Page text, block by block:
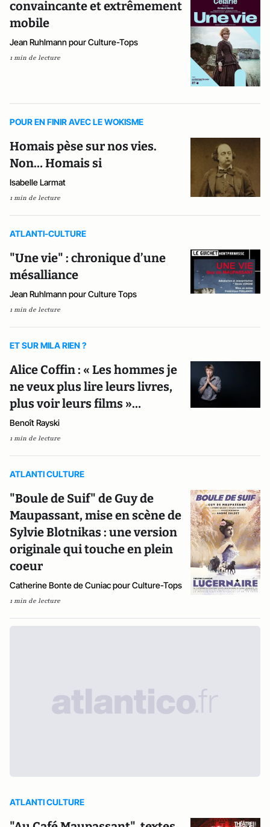
convaincante et extrêmement
mobile
Jean Ruhlmann pour Culture-Tops
1 min de lecture
POUR EN FINIR AVEC LE WOKISME
Homais pèse sur nos vies.
Non… Homais si
Isabelle Larmat
1 min de lecture
ATLANTI-CULTURE
"Une vie" : chronique d’une
mésalliance
Jean Ruhlmann pour Culture Tops
1 min de lecture
ET SUR MILA RIEN ?
Alice Coffin : « Les hommes je
ne veux plus lire leurs livres,
plus voir leurs films »…
Benoît Rayski
1 min de lecture
ATLANTI CULTURE
"Boule de Suif" de Guy de
Maupassant, mise en scène de
Sylvie Blotnikas : une version
originale qui touche en plein
coeur
Catherine Bonte de Cuniac pour Culture-Tops
1 min de lecture
ATLANTI CULTURE